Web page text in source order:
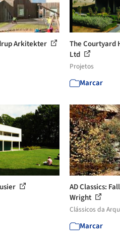
Arkitekter
The Courtyard
Ltd
Projetos
Marcar
AD Classics:
Wright
Clássicos da
Marcar